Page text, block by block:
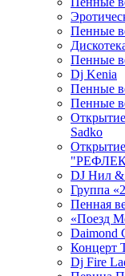
Пенные
Пенные
Dj Kenia
Пенные
Пенные
Sadko
DJ Нил &
Группа
Пенная
«Поезд
Daimond
Концерт
Dj Fire